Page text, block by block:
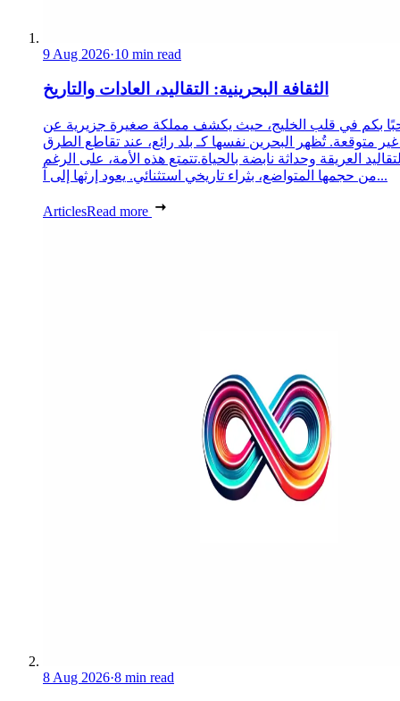
9 Aug 2026·10 min read
الثقافة البحرينية: التقاليد، العادات والتاريخ
بكم في قلب الخليج، حيث يكشف مملكة صغيرة جزيرية عن
متوقعة. تُظهر البحرين نفسها كـ بلد رائع، عند تقاطع الطرق
العريقة وحداثة نابضة بالحياة.تتمتع هذه الأمة، على الرغم
من حجمها المتواضع، بثراء تاريخي استثنائي. يعود إرثها إلى آ...
ArticlesRead more
8 Aug 2026·8 min read